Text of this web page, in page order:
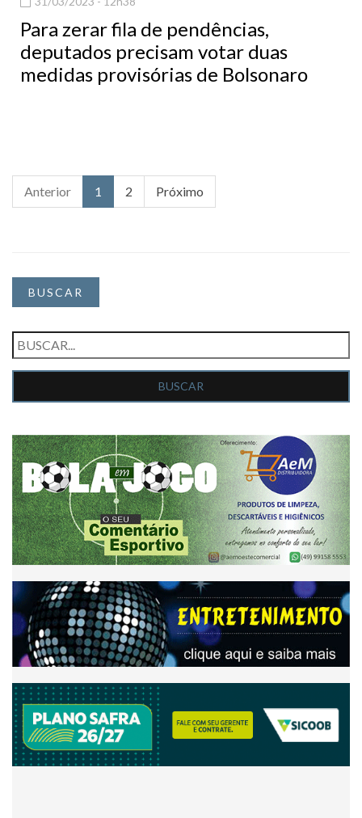
Para zerar fila de pendências,
deputados precisam votar duas
medidas provisórias de Bolsonaro
Anterior 1 2 Próximo
BUSCAR